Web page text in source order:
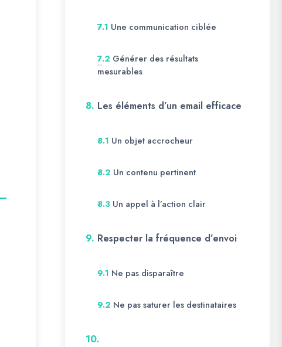
7.1 Une communication ciblée
7.2 Générer des résultats
mesurables
8. Les éléments d’un email efficace
8.1 Un objet accrocheur
8.2 Un contenu pertinent
8.3 Un appel à l’action clair
9. Respecter la fréquence d’envoi
9.1 Ne pas disparaître
9.2 Ne pas saturer les destinataires
10.